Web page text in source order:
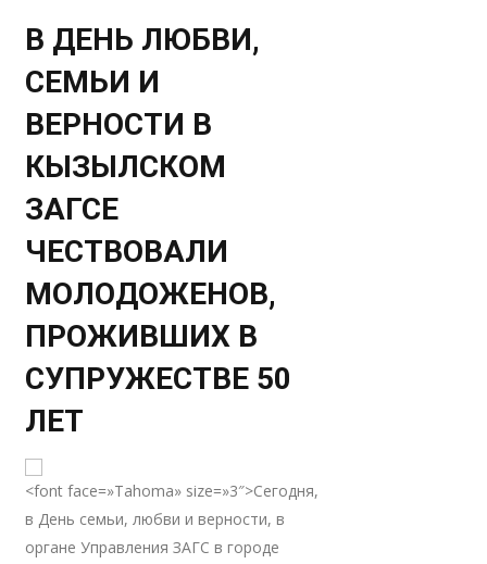
В ДЕНЬ ЛЮБВИ,
СЕМЬИ И
ВЕРНОСТИ В
КЫЗЫЛСКОМ
ЗАГСЕ
ЧЕСТВОВАЛИ
МОЛОДОЖЕНОВ,
ПРОЖИВШИХ В
СУПРУЖЕСТВЕ 50
ЛЕТ
<font face=»Tahoma» size=»3″>Сегодня,
в День семьи, любви и верности, в
органе Управления ЗАГС в городе